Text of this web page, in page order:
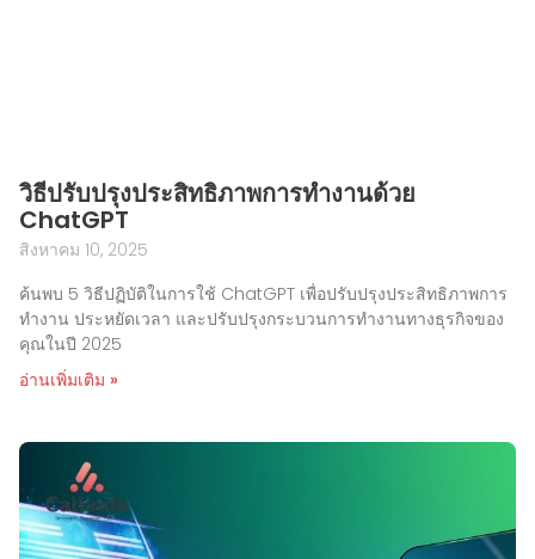
วิธีปรับปรุงประสิทธิภาพการทำงานด้วย
ChatGPT
สิงหาคม 10, 2025
ค้นพบ 5 วิธีปฏิบัติในการใช้ ChatGPT เพื่อปรับปรุงประสิทธิภาพการ
ทำงาน ประหยัดเวลา และปรับปรุงกระบวนการทำงานทางธุรกิจของ
คุณในปี 2025
อ่านเพิ่มเติม »